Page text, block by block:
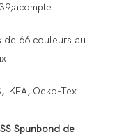
de 66 couleurs au
IKEA, Oeko-Tex
Spunbond de